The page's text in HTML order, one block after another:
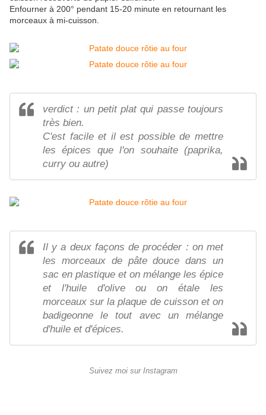
Enfourner à 200° pendant 15-20 minute en retournant les
morceaux à mi-cuisson.
verdict : un petit plat qui passe toujours
très bien.
C'est facile et il est possible de mettre
les épices que l'on souhaite (paprika,
curry ou autre)
Il y a deux façons de procéder : on met
les morceaux de pâte douce dans un
sac en plastique et on mélange les épice
et l'huile d'olive ou on étale les
morceaux sur la plaque de cuisson et on
badigeonne le tout avec un mélange
d'huile et d'épices.
Suivez moi sur Instagram